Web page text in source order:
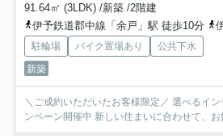
91.64㎡ (3LDK) /新築 /2階建
伊予鉄道郡中線「余戸」駅 徒歩10分
駐輪場 バイク置場あり
公共下水
新築
＼ご成約いただいたお客様限定／ 選べるイ
ンペーン開催中 新しい住まいに合わせて、お